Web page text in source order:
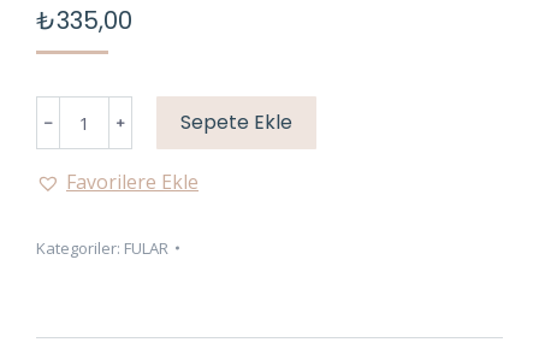
₺335,00
FULAR
Sepete Ekle
Favorilere Ekle
Kategoriler: FULAR